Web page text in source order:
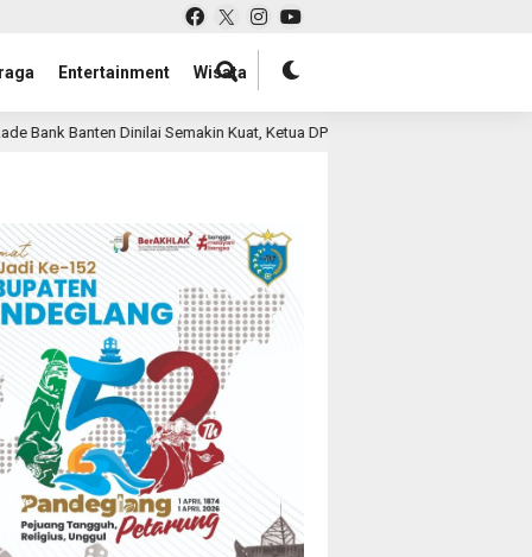
Entertainment Wisata
Kuat, Ketua DPRD Banten Ajak Pemda Perkuat Kolaborasi